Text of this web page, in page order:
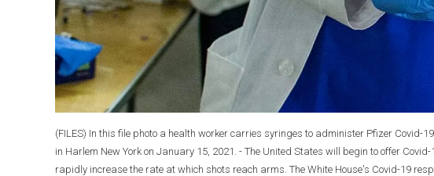
(FILES) In this file photo a health worker carries syringes to administer Pfizer Covid-
in Harlem New York on January 15, 2021. - The United States will begin to offer
rapidly increase the rate at which shots reach arms. The White House's Covid-19